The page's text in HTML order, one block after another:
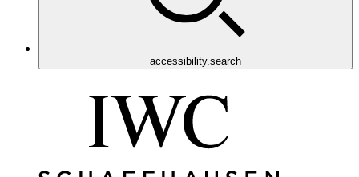
accessibility.search